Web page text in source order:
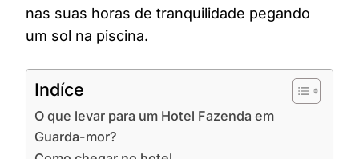
nas suas horas de tranquilidade pegando
um sol na piscina.
Indíce
O que levar para um Hotel Fazenda em
Guarda-mor?